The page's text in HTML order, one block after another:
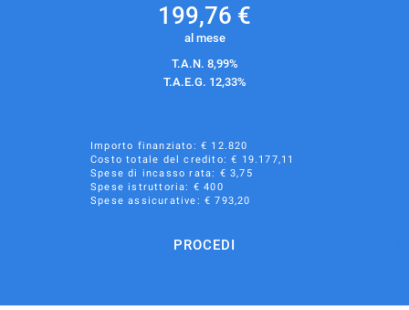
199,76 €
al mese
T.A.N. 8,99%
T.A.E.G. 12,33%
Importo finanziato: € 12.820
Costo totale del credito: € 19.177,11
Spese di incasso rata: € 3,75
Spese istruttoria: € 400
Spese assicurative: €793,20
PROCEDI